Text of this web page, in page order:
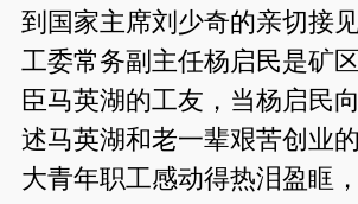
到国家主席刘少奇的亲切接
工委常务副主任杨启民是矿
臣马英湖的工友，当杨启民
述马英湖和老一辈艰苦创业
大青年职工感动得热泪盈眶